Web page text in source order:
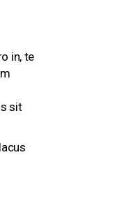
in, te
sit